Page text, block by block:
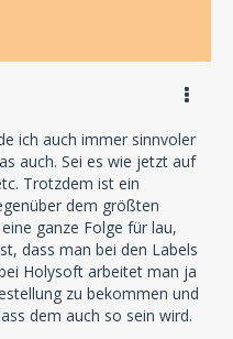
ich auch immer sinnvoler
auch. Sei es wie jetzt auf
Trotzdem ist ein
dem größten
ganze Folge für lau,
dass man bei den Labels
Holysoft arbeitet man ja
zu bekommen und
dem auch so sein wird.